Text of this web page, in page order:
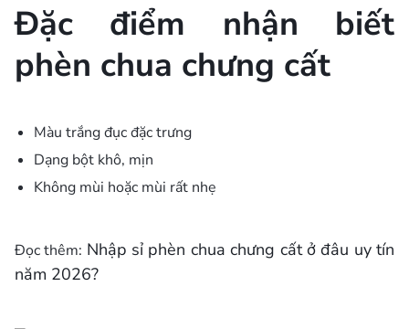
Đặc điểm nhận biết
phèn chua chưng cất
Màu trắng đục đặc trưng
Dạng bột khô, mịn
Không mùi hoặc mùi rất nhẹ
Đọc thêm: Nhập sỉ phèn chua chưng cất ở đâu uy tín
năm 2026?